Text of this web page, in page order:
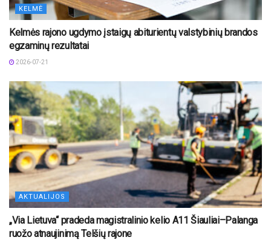
KELMĖ
Kelmės rajono ugdymo įstaigų abiturientų valstybinių brandos
egzaminų rezultatai
2026-07-21
AKTUALIJOS
„Via Lietuva“ pradeda magistralinio kelio A11 Šiauliai–Palanga
ruožo atnaujinimą Telšių rajone